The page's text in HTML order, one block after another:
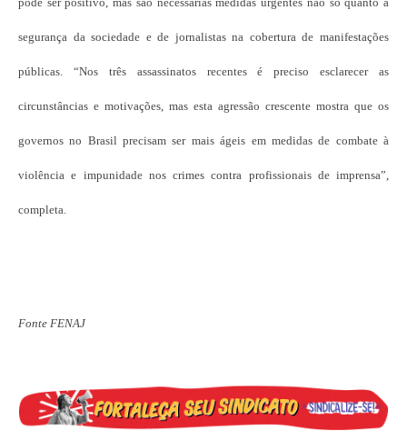
segurança da sociedade e de jornalistas na cobertura de manifestações
públicas. “Nos três assassinatos recentes é preciso esclarecer as
circunstâncias e motivações, mas esta agressão crescente mostra que os
governos no Brasil precisam ser mais ágeis em medidas de combate à
violência e impunidade nos crimes contra profissionais de imprensa”,
completa.
Fonte FENAJ